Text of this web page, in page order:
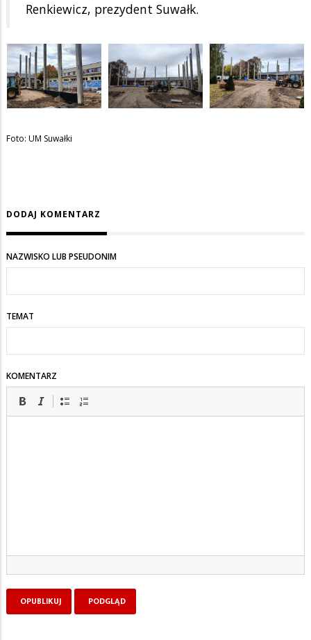
Renkiewicz, prezydent Suwałk.
Foto: UM Suwałki
DODAJ KOMENTARZ
NAZWISKO LUB PSEUDONIM
TEMAT
KOMENTARZ